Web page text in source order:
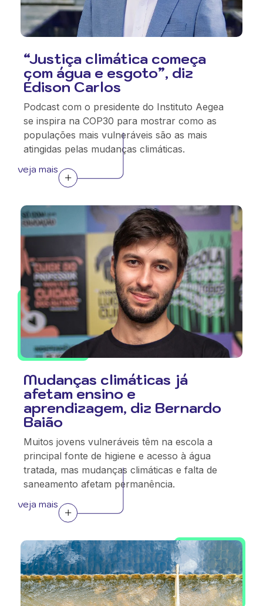
“Justiça climática começa
com água e esgoto”, diz
Édison Carlos
Podcast com o presidente do Instituto Aegea
se inspira na COP30 para mostrar como as
populações mais vulneráveis são as mais
atingidas pelas mudanças climáticas.
veja mais
Mudanças climáticas já
afetam ensino e
aprendizagem, diz Bernardo
Baião
Muitos jovens vulneráveis têm na escola a
principal fonte de higiene e acesso à água
tratada, mas mudanças climáticas e falta de
saneamento afetam permanência.
veja mais